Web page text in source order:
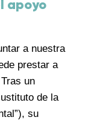
apoyo
a nuestra
prestar a
un
de la
su